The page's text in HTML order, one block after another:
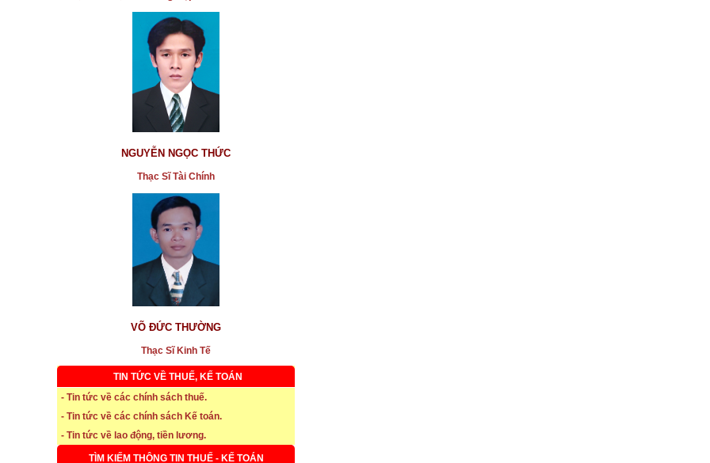
NGUYỄN NGỌC THỨC
Thạc Sĩ Tài Chính
VÕ ĐỨC THƯỜNG
Thạc Sĩ Kinh Tế
TIN TỨC VỀ THUẾ, KẾ TOÁN
- Tin tức về các chính sách thuế.
- Tin tức về các chính sách Kế toán.
- Tin tức về lao động, tiền lương.
TÌM KIẾM THÔNG TIN THUẾ - KẾ TOÁN
* Thời hạn đăng ký bảo hiểm thất nghiệp
* Thời hiệu xử phạt trong xây dựng